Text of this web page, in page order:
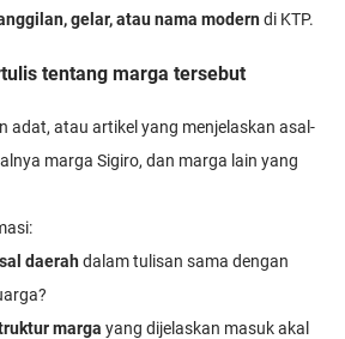
gelar, atau nama moderndi KTP.
tentang marga tersebut
adat, atau artikel yang menjelaskan asal-
marga Sigiro, dan marga lain yang
daerahdalam tulisan sama dengan
marga yang dijelaskan masuk akal